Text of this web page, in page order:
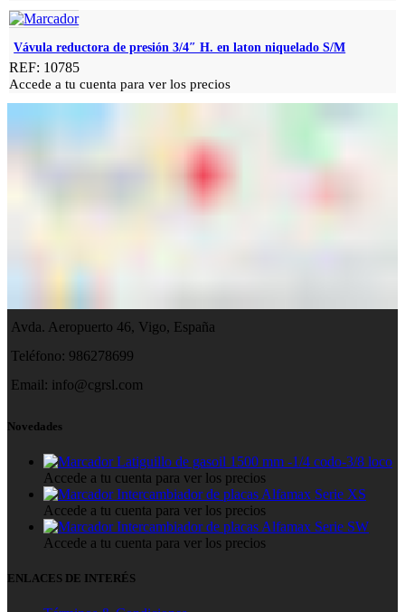
Vávula reductora de presión 3/4″ H. en laton niquelado S/M
REF: 10785
Accede a tu cuenta para ver los precios
Avda. Aeropuerto 46, Vigo, España
Teléfono: 986278699
Email: info@cgrsl.com
Novedades
Latiguillo de gasoil 1500 mm -1/4 codo-3/8 loco
Accede a tu cuenta para ver los precios
Intercambiador de placas Alfamax Serie XS
Accede a tu cuenta para ver los precios
Intercambiador de placas Alfamax Serie SW
Accede a tu cuenta para ver los precios
ENLACES DE INTERÉS